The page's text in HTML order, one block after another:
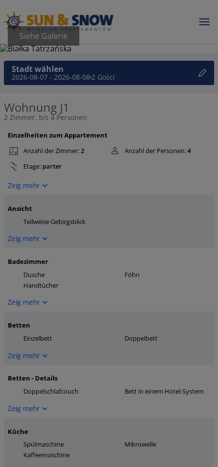
Siehe Galerie
Stadt wählen
2026-08-07 - 2026-08-082 Gości
Wohnung J1
2 Zimmer, bis 4 Personen
Einzelheiten zum Appartement
Anzahl der Zimmer:2 Anzahl der Personen:4
Etage: parter
Zeig mehr
Ansicht
Teilweise Gebirgsblick
Zeig mehr
Badezimmer
Dusche
Föhn
Handtücher
Zeig mehr
Betten
Einzelbett
Doppelbett
Zeig mehr
Betten - Details
Doppelschlafcouch
Bett in einem Hotel-System
Zeig mehr
Küche
Spülmaschine
Mikrowelle
Kaffeemaschine